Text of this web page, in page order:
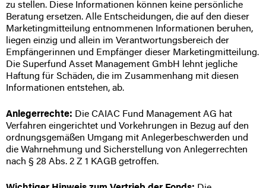
zu stellen. Diese Informationen können keine persönliche
Beratung ersetzen. Alle Entscheidungen, die auf den dieser
Marketingmitteilung entnommenen Informationen beruhen,
liegen einzig und allein im Verantwortungsbereich der
Empfängerinnen und Empfänger dieser Marketingmitteilung.
Die Superfund Asset Management GmbH lehnt jegliche
Haftung für Schäden, die im Zusammenhang mit diesen
Informationen entstehen, ab.
Anlegerrechte: Die CAIAC Fund Management AG hat
Verfahren eingerichtet und Vorkehrungen in Bezug auf den
ordnungsgemäßen Umgang mit Anlegerbeschwerden und
die Wahrnehmung und Sicherstellung von Anlegerrechten
nach § 28 Abs. 2 Z 1 KAGB getroffen.